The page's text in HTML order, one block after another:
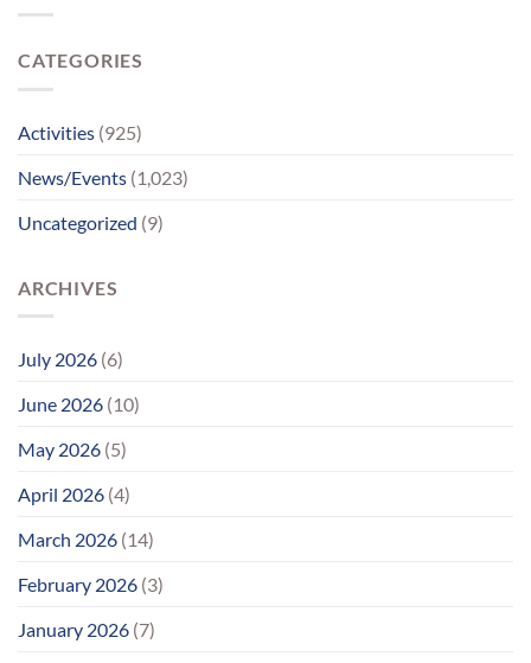
વર્ષોની
CATEGORIES
Activities (925)
News/Events (1,023)
Uncategorized (9)
ARCHIVES
July 2026 (6)
June 2026 (10)
May 2026 (5)
April 2026 (4)
March 2026 (14)
February 2026 (3)
January 2026 (7)